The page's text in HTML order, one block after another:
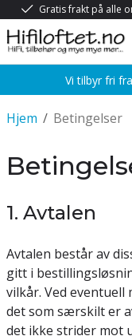
Gratis frakt på alle
Vi tilbyr fri
/
Hjem Betingelser
1. Avtalen
Avtalen består av
gitt i
vilkår. Ved
det som særskilt er
det ikke strider mot